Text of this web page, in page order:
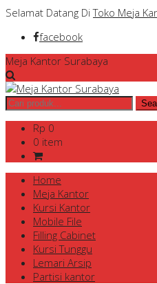
Selamat Datang DiToko Meja
facebook
Meja Kantor Surabaya
Rp 0
0 item
Home
Meja Kantor
Kursi Kantor
Mobile File
Filling Cabinet
Kursi Tunggu
Lemari Arsip
Partisi kantor